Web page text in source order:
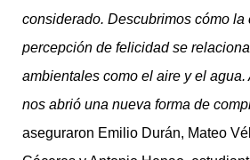
considerado. Descubrimos cómo la
percepción de felicidad se
ambientales como el aire y el
nos abrió una nueva forma de
aseguraron Emilio Durán, Mateo